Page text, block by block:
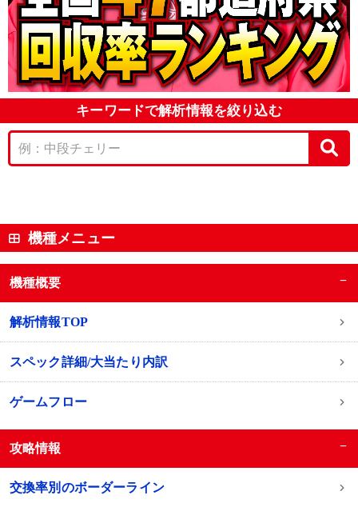
キーワードで解析情報を絞り込む
機種メニュー
機種概要 −
解析情報TOP
スペック詳細/大当たり内訳
ゲームフロー
攻略情報 −
交換率別のボーダーライン